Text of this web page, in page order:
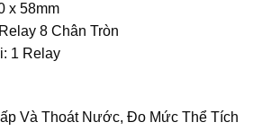
x 58mm
8 Chân Tròn
1 Relay
Và Thoát Nước, Đo Mức Thể Tích